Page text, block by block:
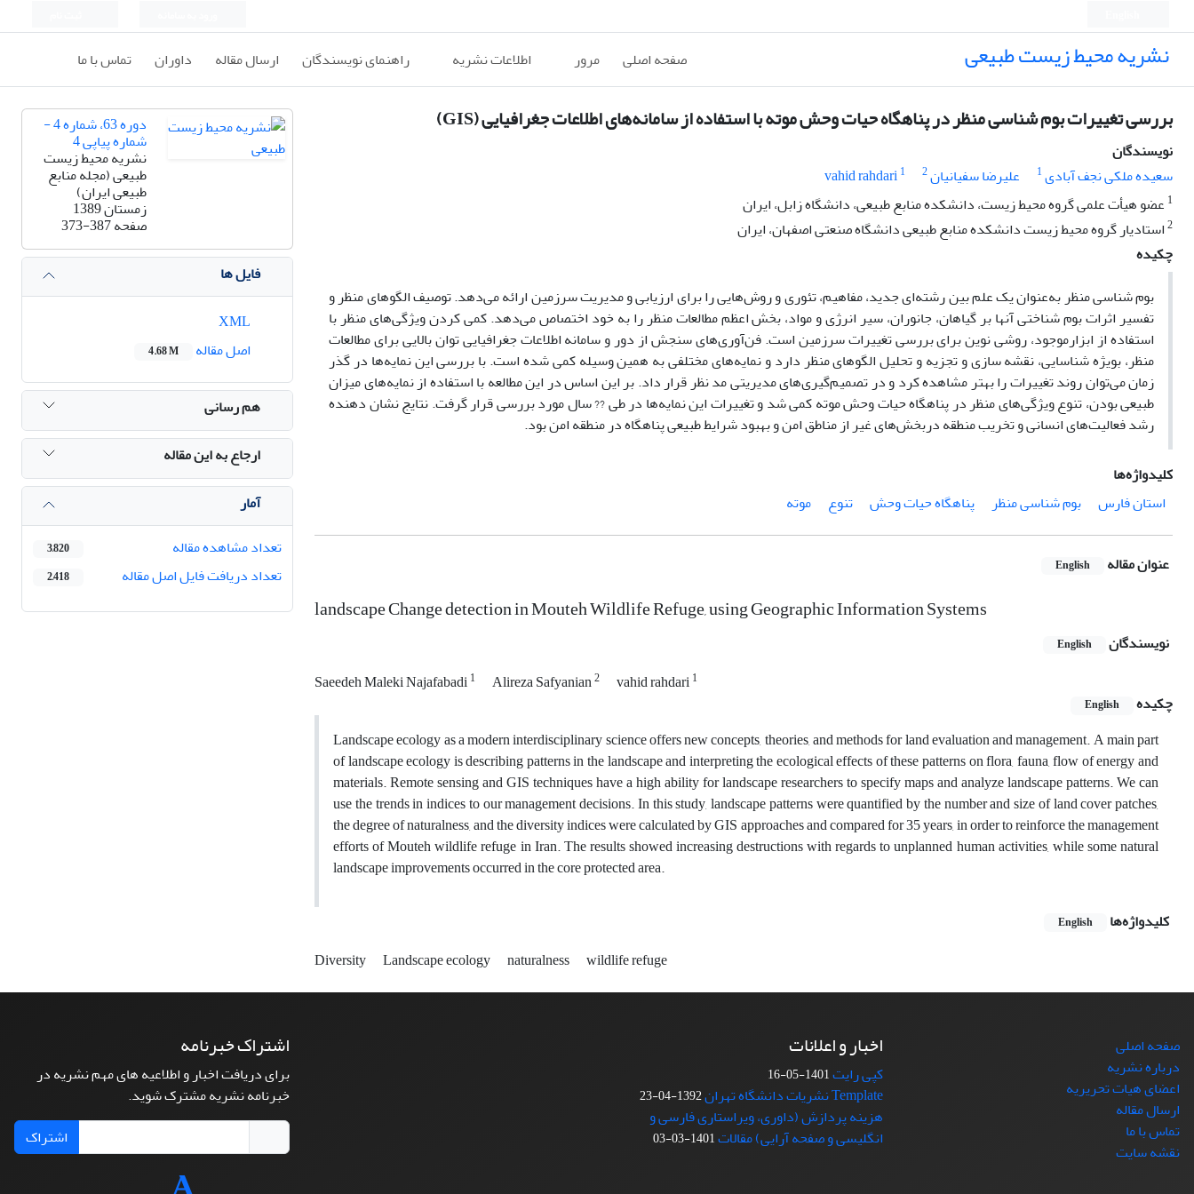
نشریه محیط زیست طبیعی صفحه اصلی مرور اطلاعات نشریه راهنمای نویسندگان ارسال مقاله داوران تماس با ما
بررسی تغییرات بوم شناسی منظر در پناهگاه حیات وحش موته با استفاده از سامانه‌های اطلاعات جغرافیایی (GIS)
نویسندگان
سعیده ملکی نجف آبادی1 علیرضا سفیانیان2
vahid rahdari1
1 عضو هیأت علمی گروه محیط زیست، دانشکده منابع طبیعی، دانشگاه زابل، ایران
2استادیار گروه محیط زیست دانشکده منابع طبیعی دانشگاه صنعتی اصفهان، ایران
چکیده
بوم شناسی منظر به‌عنوان یک علم بین رشته‌ای جدید، مفاهیم، تئوری و روش‌هایی را برای ارزیابی و مدیریت سرزمین ارائه می‌دهد. توصیف الگوهای منظر و
تفسیر اثرات بوم شناختی آنها بر گیاهان، جانوران، سیر انرژی و مواد، بخش اعظم مطالعات منظر را به خود اختصاص می‌دهد. کمی کردن ویژگی‌های منظر با
استفاده از ابزارموجود، روشی نوین برای بررسی تغییرات سرزمین است. فن‌آوری‌های سنجش از دور و سامانه اطلاعات جغرافیایی توان بالایی برای مطالعات
منظر، بویژه شناسایی، نقشه سازی و تجزیه و تحلیل الگوهای منظر دارد و نمایه‌های مختلفی به همین وسیله کمی شده‌ است. با بررسی این نمایه‌ها در گذر
زمان می‌توان روند تغییرات را بهتر مشاهده کرد و در تصمیم‌گیری‌های مدیریتی مد نظر قرار داد. بر این اساس در این مطالعه با استفاده از نمایه‌های میزان
طبیعی بودن، تنوع ویژگی‌های منظر در پناهگاه حیات وحش موته کمی شد و تغییرات این نمایه‌ها در طی ?? سال مورد بررسی قرار گرفت. نتایج نشان دهنده
رشد فعالیت‌های انسانی و تخریب منطقه دربخش‌های غیر از مناطق امن و بهبود شرایط طبیعی پناهگاه در منطقه امن بود.
کلیدواژه‌ها
استان فارس
بوم شناسی منظر پناهگاه حیات وحش تنوع موته
عنوان مقاله English
landscape Change detection in Mouteh Wildlife Refuge, using Geographic Information Systems
نویسندگان English
Saeedeh Maleki Najafabadi1 Alireza Safyanian2 vahid rahdari1
چکیده English
Landscape ecology as a modern interdisciplinary science offers new concepts, theories, and methods for land evaluation and management. A main part
of landscape ecology is describing patterns in the landscape and interpreting the ecological effects of these patterns on flora, fauna, flow of energy and
materials. Remote sensing and GIS techniques have a high ability for landscape researchers to specify maps and analyze landscape patterns. We can
use the trends in indices to our management decisions. In this study, landscape patterns were quantified by the number and size of land cover patches,
the degree of naturalness, and the diversity indices were calculated by GIS approaches and compared for 35 years, in order to reinforce the management
efforts of Mouteh wildlife refuge in Iran. The results showed increasing destructions with regards to unplanned human activities, while some natural
landscape improvements occurred in the core protected area.
کلیدواژه‌ها
English
Diversity Landscape ecology naturalness wildlife refuge
دوره 63، شماره 4 -
شماره پیاپی 4
نشریه محیط زیست
طبیعی (مجله منابع
طبیعی ایران)
زمستان 1389
صفحه373-387
فایل ها
اصل مقاله
4.68 M
هم رسانی
ارجاع به این مقاله
آمار
تعداد مشاهده مقاله
3,820
تعداد دریافت فایل اصل مقاله 2,418
صفحه اصلی
درباره نشریه
اعضای هیات تحریریه
ارسال مقاله
تماس با ما
نقشه سایت
اخبار و اعلانات
کپی رایت1401-05-16
Template نشریات دانشگاه تهران 1392-04-23
هزینه پردازش (داوری، ویراستاری فارسی و
انگلیسی و صفحه آرایی) مقالات1401-03-03
اشتراک خبرنامه
برای دریافت اخبار و اطلاعیه های مهم نشریه در
خبرنامه نشریه مشترک شوید.
اشتراک